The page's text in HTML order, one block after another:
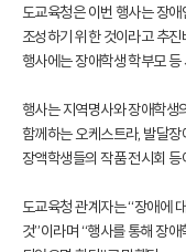
도교육청은 이번 행사는 장
조성하기 위한 것이라고 추진
행사에는 장애학생 학부모
행사는 지역명사와 장애학생
함께하는 오케스트라, 발달장
장액학생들의 작품 전시회 등
도교육청 관계자는 “장애에
것”이라며 “행사를 통해 장